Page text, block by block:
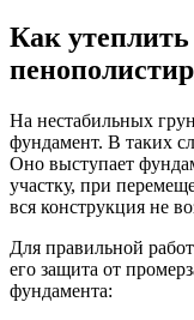
Как
На нестабильных
фундамент. В таких
Оно выступает
участку, при
вся конструкция не
Для правильной
его защита от
фундамента: